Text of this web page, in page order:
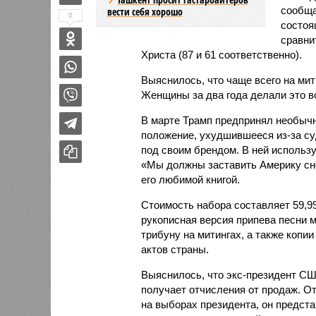
вести себя хорошо
Христа (87 и 61 соответственно).
Выяснилось, что чаще всего на
Женщины за два года делали это
В марте Трамп предпринял
положение, ухудшившееся из-за
под своим брендом. В ней
«Мы должны заставить Америку
его любимой книгой.
Стоимость набора составляет
рукописная версия припева песни
трибуну на митингах, а также
актов страны.
Выяснилось, что экс-президент
получает отчисления от продаж.
на выборах президента, он
0